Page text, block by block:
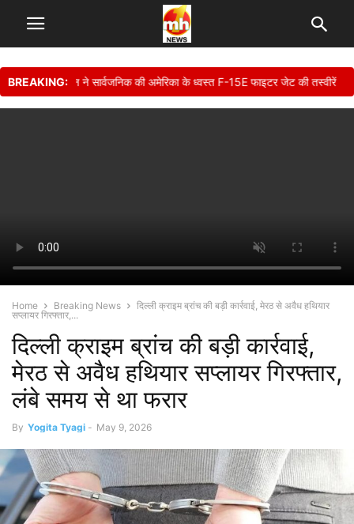
BREAKING:
• ईरान ने सार्वजनिक की अमेरिका के ध्वस्त F-15E फाइटर जेट की तस्वीरें
Home Breaking News
दिल्ली क्राइम ब्रांच की बड़ी कार्रवाई, मेरठ से अवैध हथियार
सप्लायर गिरफ्तार,...
दिल्ली क्राइम ब्रांच की बड़ी कार्रवाई,
मेरठ से अवैध हथियार सप्लायर गिरफ्तार,
लंबे समय से था फरार
By Yogita Tyagi - May 9, 2026